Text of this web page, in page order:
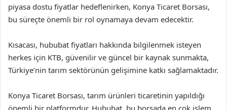
piyasa dostu fiyatlar hedeflenirken, Konya Ticaret Borsası,
bu süreçte önemli bir rol oynamaya devam edecektir.
Kısacası, hububat fiyatları hakkında bilgilenmek isteyen
herkes için KTB, güvenilir ve güncel bir kaynak sunmakta,
Türkiye’nin tarım sektörünün gelişimine katkı sağlamaktadır.
Konya Ticaret Borsası, tarım ürünleri ticaretinin yapıldığı
önemli bir platformdur. Hububat, bu borsada en çok işlem